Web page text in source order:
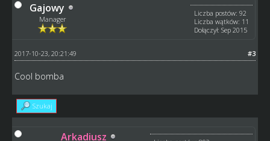
Gajowy
Manager
Liczba postów: 92
Liczba wątków: 11
Dołączył: Sep 2015
#3
2017-10-23, 20:21:49
Cool bomba
Szukaj
Arkadiusz